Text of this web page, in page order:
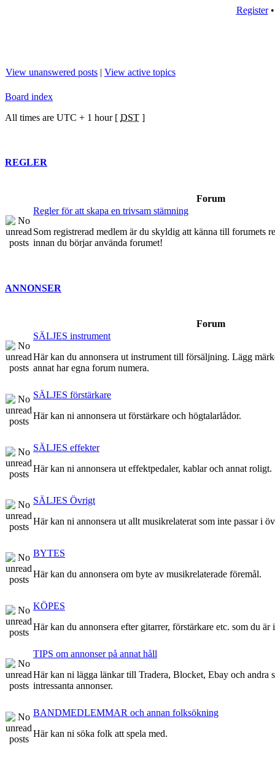
Register
View unanswered posts | View active topics
Board index
All times are UTC + 1 hour [ DST ]
REGLER
Forum
Regler för att skapa en trivsam stämning
Som registrerad medlem är du skyldig att känna till forumets
innan du börjar använda forumet!
ANNONSER
Forum
SÄLJES instrument
Här kan du annonsera ut instrument till försäljning. Lägg
annat har egna forum numera.
SÄLJES förstärkare
Här kan ni annonsera ut förstärkare och högtalarlådor.
SÄLJES effekter
Här kan ni annonsera ut effektpedaler, kablar och annat roligt.
SÄLJES Övrigt
Här kan ni annonsera ut allt musikrelaterat som inte passar i
BYTES
Här kan du annonsera om byte av musikrelaterade föremål.
KÖPES
Här kan du annonsera efter gitarrer, förstärkare etc. som du är
TIPS om annonser på annat håll
Här kan ni lägga länkar till Tradera, Blocket, Ebay och andra
intressanta annonser.
BANDMEDLEMMAR och annan folksökning
Här kan ni söka folk att spela med.